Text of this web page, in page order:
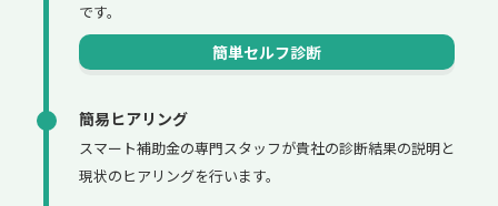
です。
簡単セルフ診断
簡易ヒアリング
スマート補助金の専門スタッフが貴社の診断結果の説明と
現状のヒアリングを行います。